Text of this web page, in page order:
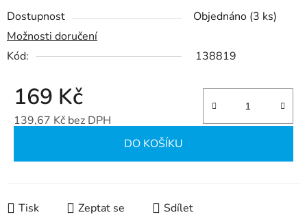
Dostupnost Objednáno (3 ks)
Možnosti doručení
Kód:
138819
169 Kč
139,67 Kč bez DPH
DO KOŠÍKU
Tisk Zeptat se Sdílet